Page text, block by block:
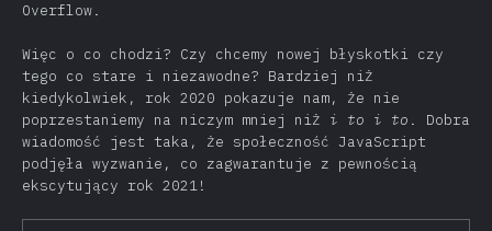
Overflow.
Więc o co chodzi? Czy chcemy nowej błyskotki czy
tego co stare i niezawodne? Bardziej niż
kiedykolwiek, rok 2020 pokazuje nam, że nie
poprzestaniemy na niczym mniej niż i to i to . Dobra
wiadomość jest taka, że społeczność JavaScript
podjęła wyzwanie, co zagwarantuje z pewnością
ekscytujący rok 2021!